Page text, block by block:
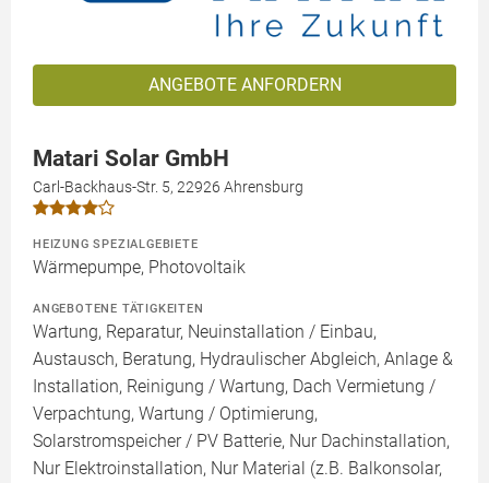
ANGEBOTE ANFORDERN
Matari Solar GmbH
Carl-Backhaus-Str. 5, 22926 Ahrensburg
HEIZUNG SPEZIALGEBIETE
Wärmepumpe, Photovoltaik
ANGEBOTENE TÄTIGKEITEN
Wartung, Reparatur, Neuinstallation / Einbau,
Austausch, Beratung, Hydraulischer Abgleich, Anlage &
Installation, Reinigung / Wartung, Dach Vermietung /
Verpachtung, Wartung / Optimierung,
Solarstromspeicher / PV Batterie, Nur Dachinstallation,
Nur Elektroinstallation, Nur Material (z.B. Balkonsolar,